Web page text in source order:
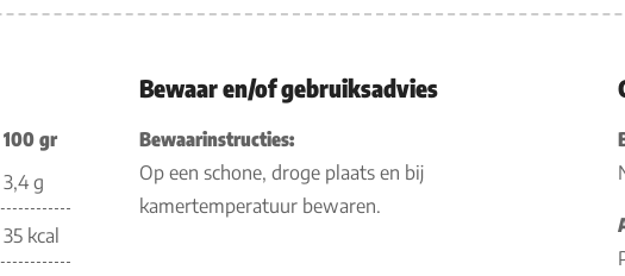
100 gr
3,4 g
35 kcal
Bewaar en/of gebruiksadvies
Bewaarinstructies:
Op een schone, droge plaats en bij
kamertemperatuur bewaren.